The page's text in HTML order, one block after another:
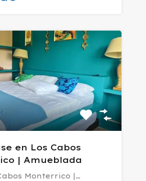
en Los Cabos
| Amueblada
Monterrico |…